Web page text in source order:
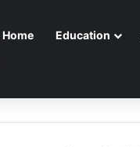
Home Education